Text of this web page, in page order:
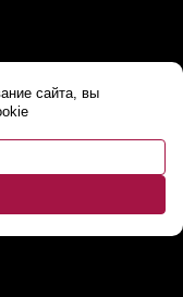
сайта, вы
...